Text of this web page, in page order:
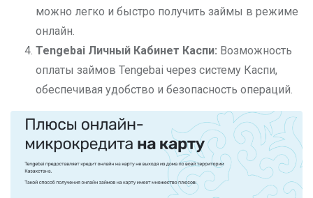
можно легко и быстро получить займы в режиме
онлайн.
Tengebai Личный Кабинет Каспи: Возможность
оплаты займов Tengebai через систему Каспи,
обеспечивая удобство и безопасность операций.